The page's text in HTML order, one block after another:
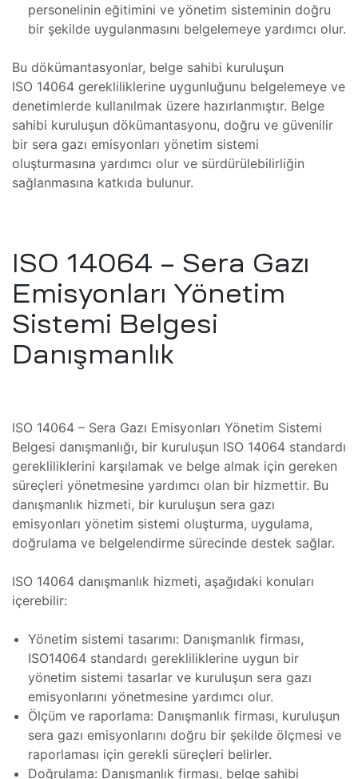
ve
Koter
personelinin eğitimini ve yönetim sisteminin doğru
bir şekilde uygulanmasını belgelemeye yardımcı olur.
Bu dökümantasyonlar, belge sahibi kuruluşun
ISO 14064 gerekliliklerine uygunluğunu belgelemeye ve
denetimlerde kullanılmak üzere hazırlanmıştır. Belge
sahibi kuruluşun dökümantasyonu, doğru ve güvenilir
bir sera gazı emisyonları yönetim sistemi
oluşturmasına yardımcı olur ve sürdürülebilirliğin
sağlanmasına katkıda bulunur.
ISO 14064 – Sera Gazı
Emisyonları Yönetim
Sistemi Belgesi
Danışmanlık
ISO 14064 – Sera Gazı Emisyonları Yönetim Sistemi
Belgesi danışmanlığı, bir kuruluşun ISO 14064 standardı
gerekliliklerini karşılamak ve belge almak için gereken
süreçleri yönetmesine yardımcı olan bir hizmettir. Bu
danışmanlık hizmeti, bir kuruluşun sera gazı
emisyonları yönetim sistemi oluşturma, uygulama,
doğrulama ve belgelendirme sürecinde destek sağlar.
ISO 14064 danışmanlık hizmeti, aşağıdaki konuları
içerebilir:
Yönetim sistemi tasarımı: Danışmanlık firması,
ISO14064 standardı gerekliliklerine uygun bir
yönetim sistemi tasarlar ve kuruluşun sera gazı
emisyonlarını yönetmesine yardımcı olur.
Ölçüm ve raporlama: Danışmanlık firması, kuruluşun
sera gazı emisyonlarını doğru bir şekilde ölçmesi ve
raporlaması için gerekli süreçleri belirler.
Doğrulama: Danışmanlık firması, belge sahibi
Tamiri
Tamiri
ve